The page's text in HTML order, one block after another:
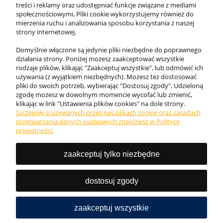
Internetowy sklep KING BHP. Odzież robocza, obuwie
ochronne i akcesoria najwyższej jakości ✓. Zadbaj o
bezpieczeństwo w pracy!
Tel.:727 777 987
Email: sklep@kingbhp.pl
NIP: 9581591905 REGON: 368802421
treści i reklamy oraz udostępniać funkcje związane z mediami
społecznościowymi. Pliki cookie wykorzystujemy również do
mierzenia ruchu i analizowania sposobu korzystania z naszej
strony internetowej.
Domyślnie włączone są jedynie pliki niezbędne do poprawnego
działania strony. Poniżej możesz zaakceptować wszystkie
rodzaje plików, klikając "Zaakceptuj wszystkie", lub odmówić ich
używania (z wyjątkiem niezbędnych). Możesz też dostosować
pliki do swoich potrzeb, wybierając "Dostosuj zgody". Udzieloną
zgodę możesz w dowolnym momencie wycofać lub zmienić,
klikając w link "Ustawienia plików cookies" na dole strony.
Szczegóły o używanych przez nas plikach cookie oraz zasadach
przetwarzania danych osobowych znajdziesz w Polityce
prywatności.
zaakceptuj tylko niezbędne
dostosuj zgody
zaakceptuj wszystkie